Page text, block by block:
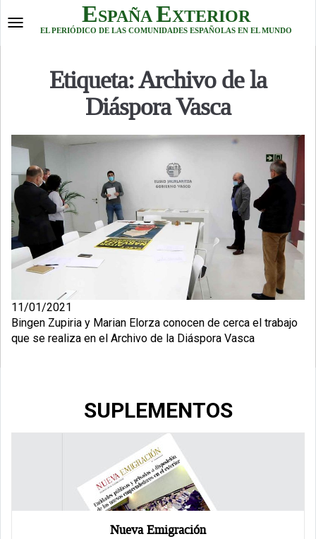
to Toggle
ESPAÑA EXTERIOR
EL PERIÓDICO DE LAS COMUNIDADES ESPAÑOLAS EN EL MUNDO
Etiqueta:Archivo de la
Diáspora Vasca
11/01/2021
Bingen Zupiria y Marian Elorza conocen de cerca el trabajo
que se realiza en el Archivo de la Diáspora Vasca
SUPLEMENTOS
Nueva Emigración